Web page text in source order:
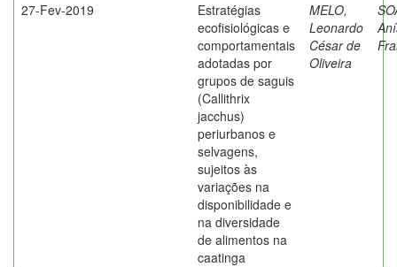
27-Fev-2019
Estratégias
ecofisiológicas e
comportamentais
adotadas por
grupos de saguis
(Callithrix
jacchus)
periurbanos e
selvagens,
sujeitos às
variações na
disponibilidade e
na diversidade
de alimentos na
caatinga
MELO,
Leonardo
César de
Oliveira